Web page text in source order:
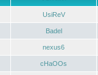
UsiReV
Badel
nexus6
cHaOOs